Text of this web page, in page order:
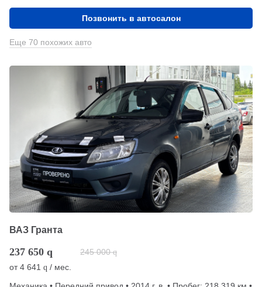
Позвонить в автосалон
Еще 70 похожих авто
ВАЗ Гранта
237 650 q 245 000 q
от4 641 q / мес.